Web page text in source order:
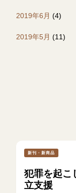
2019年6月 (4)
2019年5月 (11)
新刊・新商品
犯罪を起こ
立支援